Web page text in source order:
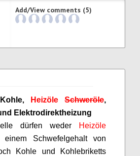
Add/View comments (5)
Heizöle Schweröle,
Elektrodirektheizung
dürfen weder
Heizöle
Schwefelgehalt von
Kohle und Kohlebriketts